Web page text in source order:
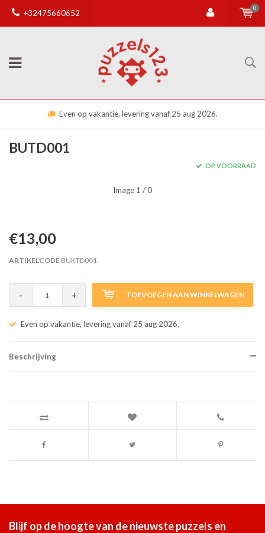
+32475660652
0
Even op vakantie, levering vanaf 25 aug 2026.
BUTD001
OP VOORRAAD
Image 1 / 0
€13,00
ARTIKELCODE BUKTD001
- + TOEVOEGEN AAN WINKELWAGEN
Even op vakantie, levering vanaf 25 aug 2026.
Beschrijving
Blijf op de hoogte van de nieuwste puzzels en